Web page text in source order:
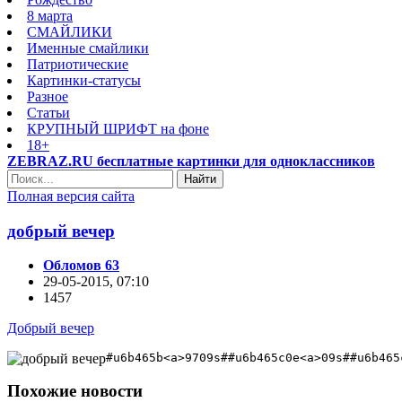
8 марта
СМАЙЛИКИ
Именные смайлики
Патриотические
Картинки-статусы
Разное
Cтатьи
КРУПНЫЙ ШРИФТ на фоне
18+
ZEBRAZ.RU бесплатные картинки для одноклассников
Найти
Полная версия сайта
добрый вечер
Обломов 63
29-05-2015, 07:10
1457
Добрый вечер
Похожие новости